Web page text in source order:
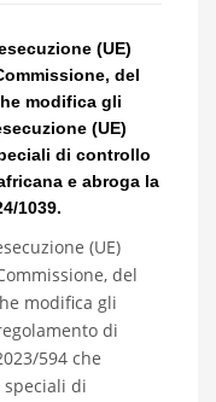
(UE)
del
modifica gli
(UE)
di controllo
e abroga la
1039.
(UE)
del
modifica gli
di
594 che
di